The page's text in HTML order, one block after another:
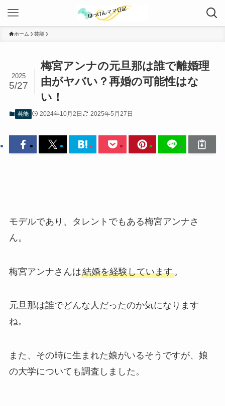
ホーム 芸能
梅宮アンナの元旦那は誰で離婚理
由がヤバい？再婚の可能性はな
い！
2025
5/27
芸能 2024年10月2日 2025年5月27日
モデルであり、タレントでもある梅宮アンナさ
ん。
梅宮アンナさんは結婚を経験しています。
元旦那は誰でどんな人だったのか気になります
ね。
また、その時に生まれた娘がいるそうですが、娘
の大学についても調査しました。